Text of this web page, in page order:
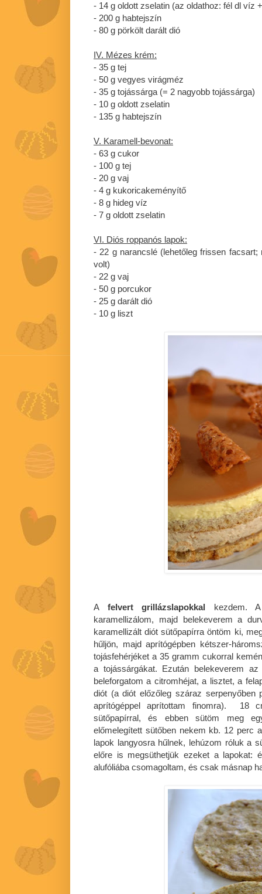
- 14 g oldott zselatin (az oldathoz: fél dl víz
- 200 g habtejszín
- 80 g pörkölt darált dió
IV. Mézes krém:
- 35 g tej
- 50 g vegyes virágméz
- 35 g tojássárga (= 2 nagyobb tojássárga)
- 10 g oldott zselatin
- 135 g habtejszín
V. Karamell-bevonat:
- 63 g cukor
- 100 g tej
- 20 g vaj
- 4 g kukoricakeményítő
- 8 g hideg víz
- 7 g oldott zselatin
VI. Diós roppanós lapok:
- 22 g narancslé (lehetőleg frissen
volt)
- 22 g vaj
- 50 g porcukor
- 25 g darált dió
- 10 g liszt
A felvert grillázslapokkal
kezdem.
karamellizálom, majd belekeverem a
karamellizált diót sütőpapírra öntöm ki,
hűljön, majd aprítógépben kétszer-
tojásfehérjéket a 35 gramm cukorral
a tojássárgákat. Ezután belekeverem
beleforgatom a citromhéjat, a lisztet, a
diót (a diót előzőleg száraz serpenyőben
aprítógéppel aprítottam finomra). 18
sütőpapírral, és ebben sütöm meg
előmelegített sütőben nekem kb. 12 perc
lapok langyosra hűlnek, lehúzom róluk a
előre is megsüthetjük ezeket a lapokat:
alufóliába csomagoltam, és csak másnap